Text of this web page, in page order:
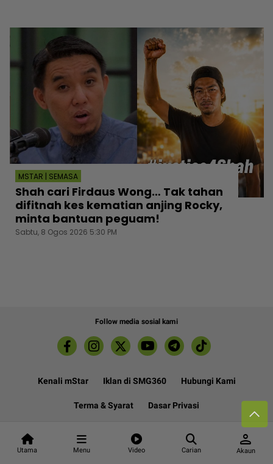
Utama Menu Video Carian
person
Akaun
MSTAR | SEMASA
Shah cari Firdaus Wong… Tak tahan
difitnah kes kematian anjing Rocky,
minta bantuan peguam!
Sabtu, 8 Ogos 2026 5:30 PM
Follow media sosial kami
Kenali mStar Iklan di SMG360 Hubungi Kami
Terma & Syarat Dasar Privasi
Lebih hot, viral dan sensasi